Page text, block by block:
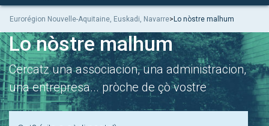
Eurorégion Nouvelle-Aquitaine, Euskadi, Navarre>Lo nòstre malhum
Lo nòstre malhum
Cercatz una associacion, una administracion,
una entrepresa... pròche de çò vostre